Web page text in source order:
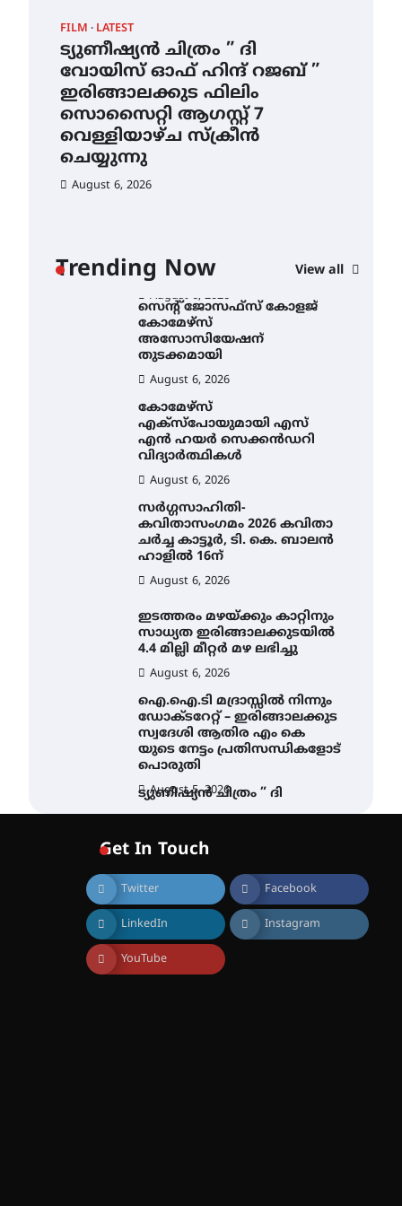
FILM LATEST
ട്യുണീഷ്യൻ ചിത്രം ” ദി
വോയിസ് ഓഫ് ഹിന്ദ് റജബ് ”
ഇരിങ്ങാലക്കുട ഫിലിം
സൊസൈറ്റി ആഗസ്റ്റ് 7
വെള്ളിയാഴ്ച സ്‌ക്രീൻ
ചെയ്യുന്നു
August 6, 2026
Trending Now View all
4.4 മില്ലി മീറ്റർ മഴ ലഭിച്ചു
August 6, 2026
ഐ.ഐ.ടി മദ്രാസ്സിൽ നിന്നും
ഡോക്ടറേറ്റ് – ഇരിങ്ങാലക്കുട
സ്വദേശി ആതിര എം കെ
യുടെ നേട്ടം പ്രതിസന്ധികളോട്
പൊരുതി
August 5, 2026
ട്യുണീഷ്യൻ ചിത്രം ” ദി
ചെയ്യുന്നു
August 6, 2026
സെന്റ് ജോസഫ്സ് കോളജ്
കോമേഴ്‌സ്
അസോസിയേഷന്
തുടക്കമായി
August 6, 2026
കോമേഴ്സ്
എക്സ്പോയുമായി എസ്
എൻ ഹയർ സെക്കൻഡറി
വിദ്യാർത്ഥികൾ
August 6, 2026
സർഗ്ഗസാഹിതി-
കവിതാസംഗമം 2026 കവിതാ
ചർച്ച കാട്ടൂർ, ടി. കെ. ബാലൻ
ഹാളിൽ 16ന്
August 6, 2026
ഇടത്തരം മഴയ്ക്കും കാറ്റിനും
സാധ്യത ഇരിങ്ങാലക്കുടയിൽ
4.4 മില്ലി മീറ്റർ മഴ ലഭിച്ചു
August 6, 2026
ഐ.ഐ.ടി മദ്രാസ്സിൽ നിന്നും
ഡോക്ടറേറ്റ് – ഇരിങ്ങാലക്കുട
സ്വദേശി ആതിര എം കെ
യുടെ നേട്ടം പ്രതിസന്ധികളോട്
പൊരുതി
August 5, 2026
ട്യുണീഷ്യൻ ചിത്രം ” ദി
സൊസൈറ്റി ആഗസ്റ്റ് 7
വെള്ളിയാഴ്ച സ്‌ക്രീൻ
ചെയ്യുന്നു
August 6, 2026
സെന്റ് ജോസഫ്സ് കോളജ്
കോമേഴ്‌സ്
അസോസിയേഷന്
തുടക്കമായി
Get In Touch
Twitter Facebook
LinkedIn Instagram
YouTube